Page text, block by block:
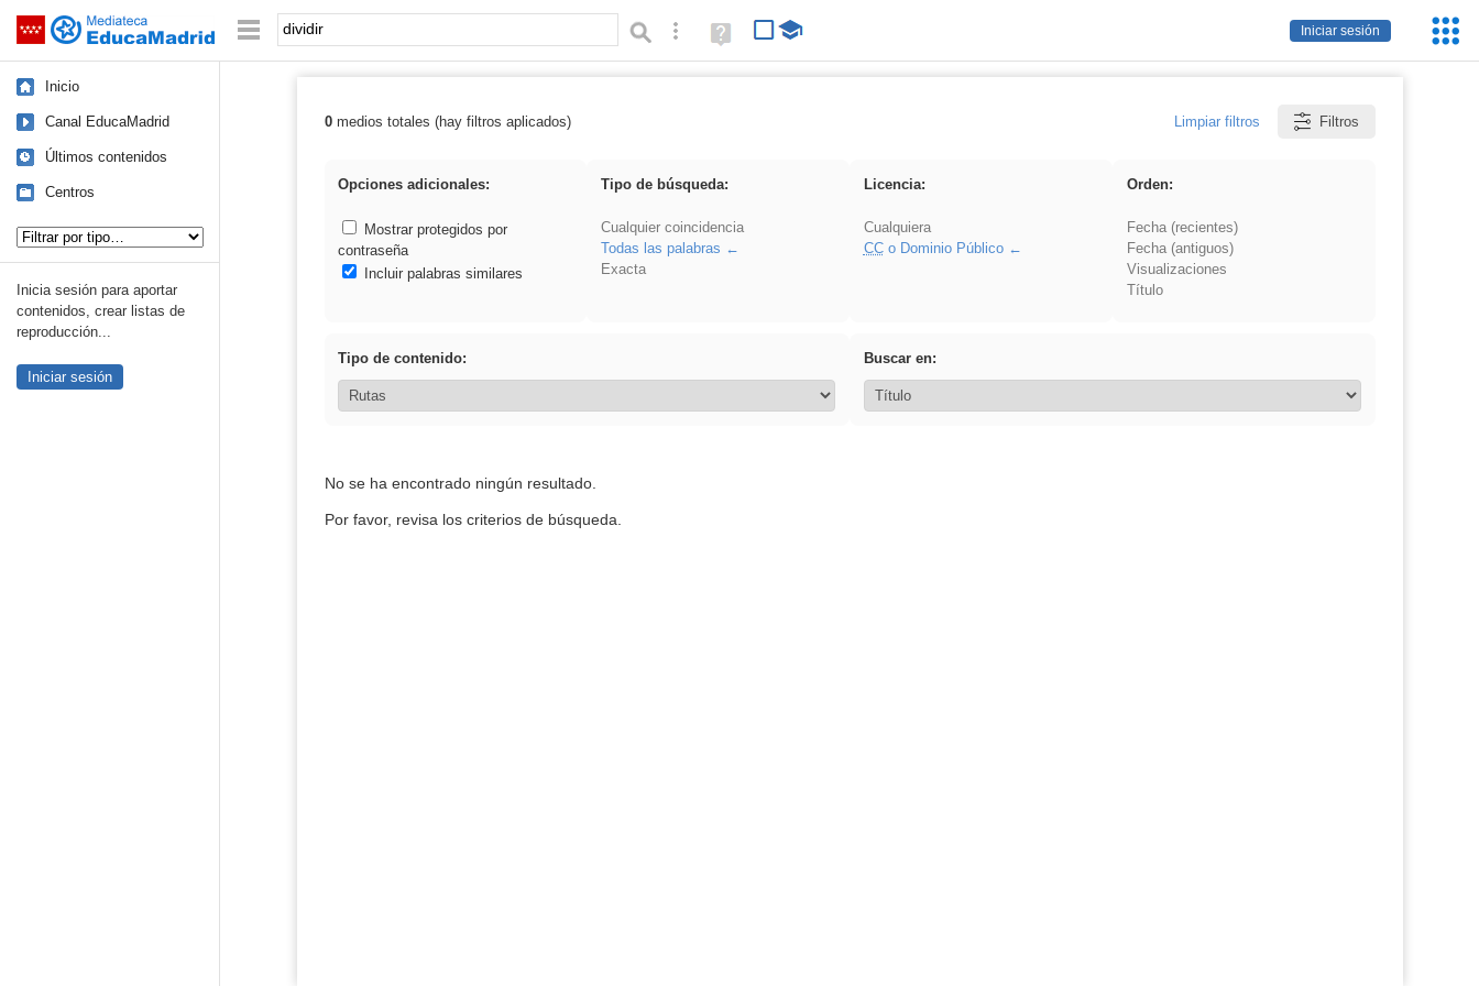
Saltar navegación
Iniciar sesión
Palabra o frase: Búsqueda avanzada
Ayuda
(en
Inicio
Canal EducaMadrid
Últimos contenidos
Centros
Inicia sesión para aportar
contenidos, crear listas de
reproducción...
Iniciar sesión
Resultados de: dividir
0medios totales (hay filtros aplicados) Limpiar filtros Filtros
Opciones adicionales:
Mostrar protegidos por
contraseña
Incluir palabras similares
Tipo de búsqueda:
Cualquier coincidencia
Todas las palabras
Exacta
Licencia:
Cualquiera
CCo Dominio Público
Orden:
Fecha (recientes)
Fecha (antiguos)
Visualizaciones
Título
Tipo de contenido: Buscar en:
No se ha encontrado ningún resultado.
Por favor, revisa los criterios de búsqueda.